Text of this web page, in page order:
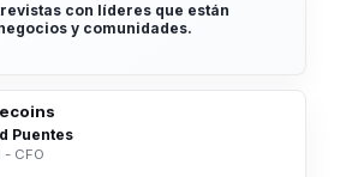
con líderes que están
y comunidades.
Puentes
- CFO